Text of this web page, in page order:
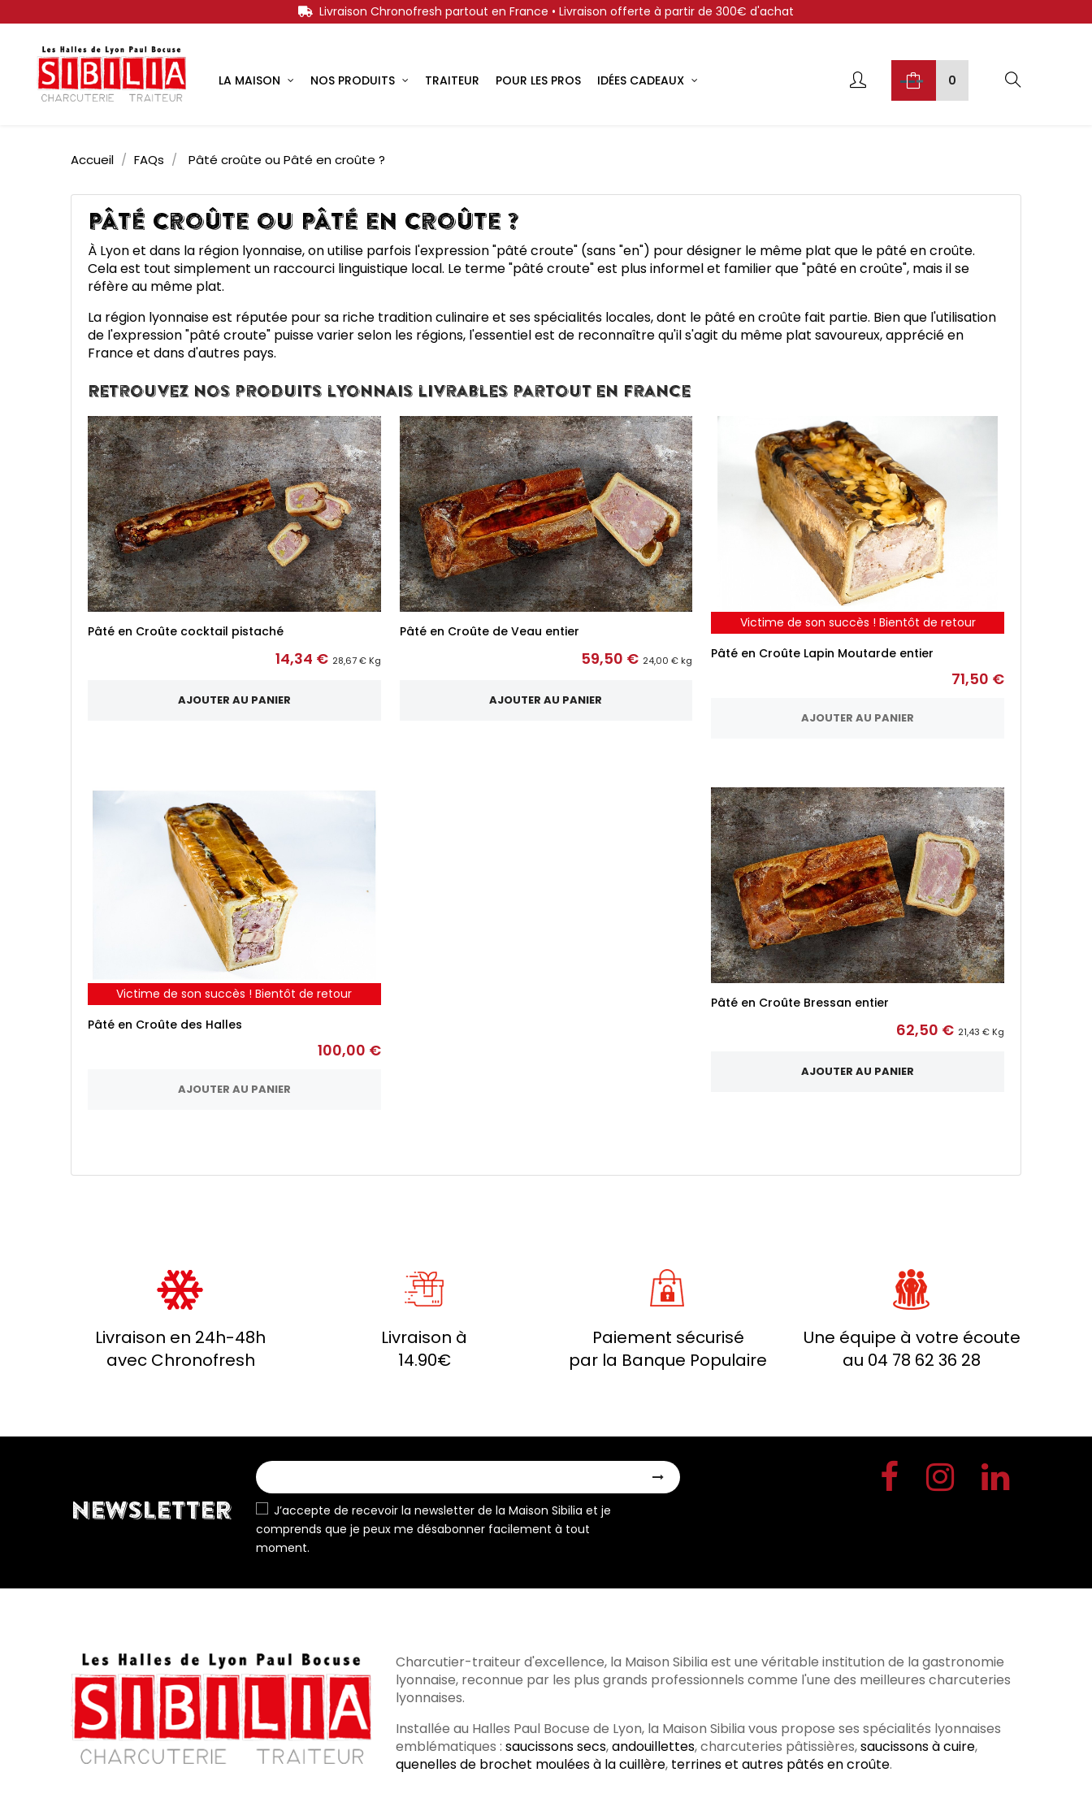
Livraison Chronofresh partout en France • Livraison offerte à partir de 300€ d'achat
LA MAISON NOS PRODUITS TRAITEUR POUR LES PROS IDÉES CADEAUX 0
Accueil FAQs Pâté croûte ou Pâté en croûte ?
Pâté croûte ou Pâté en croûte ?
À Lyon et dans la région lyonnaise, on utilise parfois l'expression "pâté croute" (sans "en") pour désigner le même plat que le pâté en croûte.
Cela est tout simplement un raccourci linguistique local. Le terme "pâté croute" est plus informel et familier que "pâté en croûte", mais il se
réfère au même plat.
La région lyonnaise est réputée pour sa riche tradition culinaire et ses spécialités locales, dont le pâté en croûte fait partie. Bien que l'utilisation
de l'expression "pâté croute" puisse varier selon les régions, l'essentiel est de reconnaître qu'il s'agit du même plat savoureux, apprécié en
France et dans d'autres pays.
Retrouvez nos produits lyonnais livrables partout en France
Pâté en Croûte cocktail pistaché
14,34 € 28,67 € Kg
AJOUTER AU PANIER
Pâté en Croûte de Veau entier
59,50 € 24,00 € kg
AJOUTER AU PANIER
Victime de son succès ! Bientôt de retour
Pâté en Croûte Lapin Moutarde entier
71,50 €
AJOUTER AU PANIER
Victime de son succès ! Bientôt de retour
Pâté en Croûte des Halles
100,00 €
AJOUTER AU PANIER
Pâté en Croûte Bressan entier
62,50 € 21,43 € Kg
AJOUTER AU PANIER
Livraison en 24h-48h
avec Chronofresh
Livraison à
14.90€
Paiement sécurisé
par la Banque Populaire
Une équipe à votre écoute
au 04 78 62 36 28
NEWSLETTER
J’accepte de recevoir la newsletter de la Maison Sibilia et je
comprends que je peux me désabonner facilement à tout
moment.
Charcutier-traiteur d'excellence, la Maison Sibilia est une véritable institution de la gastronomie
lyonnaise, reconnue par les plus grands professionnels comme l'une des meilleures charcuteries
lyonnaises.
Installée au Halles Paul Bocuse de Lyon, la Maison Sibilia vous propose ses spécialités lyonnaises
emblématiques : saucissons secs,andouillettes, charcuteries pâtissières,saucissons à cuire,
quenelles de brochet moulées à la cuillère, terrines et autres pâtés en croûte.